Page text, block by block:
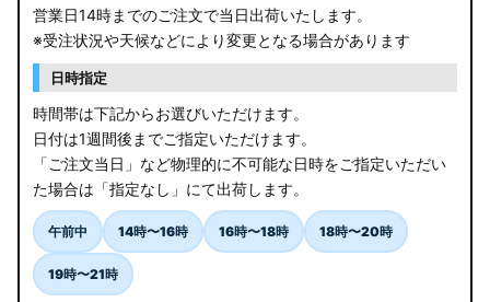
営業日14時までのご注文で当日出荷いたします。
※受注状況や天候などにより変更となる場合があります
日時指定
時間帯は下記からお選びいただけます。
日付は1週間後までご指定いただけます。
「ご注文当日」など物理的に不可能な日時をご指定いただい
た場合は「指定なし」にて出荷します。
午前中 14時〜16時 16時〜18時 18時〜20時
19時〜21時